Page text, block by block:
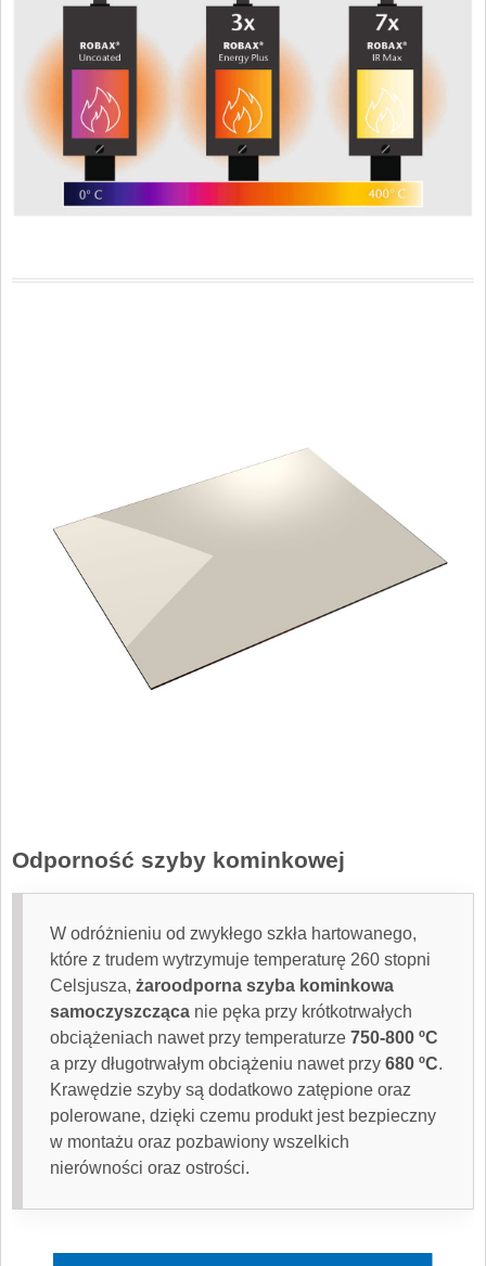
Odporność szyby kominkowej
W odróżnieniu od zwykłego szkła hartowanego,
które z trudem wytrzymuje temperaturę 260 stopni
Celsjusza, żaroodporna szyba kominkowa
samoczyszcząca nie pęka przy krótkotrwałych
obciążeniach nawet przy temperaturze 750-800 ºC
a przy długotrwałym obciążeniu nawet przy 680 ºC.
Krawędzie szyby są dodatkowo zatępione oraz
polerowane, dzięki czemu produkt jest bezpieczny
w montażu oraz pozbawiony wszelkich
nierówności oraz ostrości.